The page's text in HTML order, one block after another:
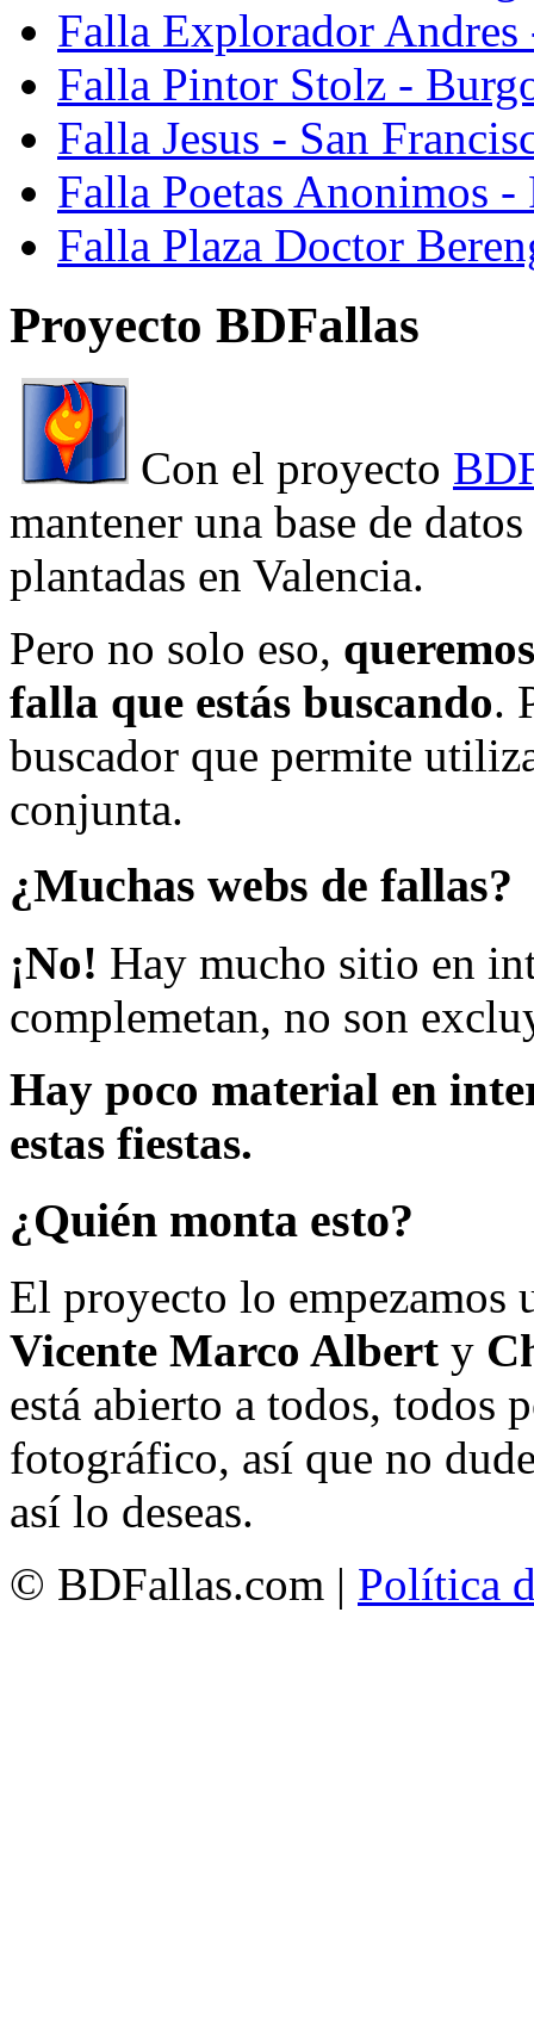
Falla Explorador Andres
Falla Pintor Stolz -
Falla Jesus - San
Falla Poetas Anonimos
Falla Plaza Doctor
Proyecto BDFallas
Con el proyecto
mantener una base de
plantadas en Valencia.
Pero no solo eso,
falla que estás buscando.
buscador que permite
conjunta.
¿Muchas webs de fallas?
¡No! Hay mucho sitio en
complemetan, no son
Hay poco material en
estas fiestas.
¿Quién monta esto?
El proyecto lo empezamos
Vicente Marco Albert y
está abierto a todos, todos
fotográfico, así que no
así lo deseas.
© BDFallas.com | Política